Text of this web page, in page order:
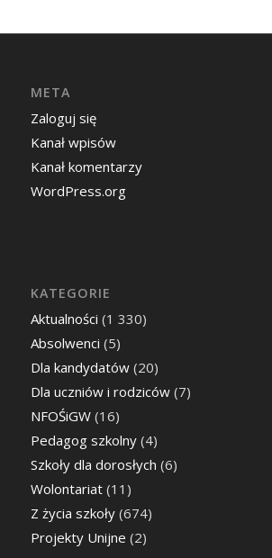
META
Zaloguj się
Kanał wpisów
Kanał komentarzy
WordPress.org
KATEGORIE
Aktualności (1 330)
Absolwenci (5)
Dla kandydatów(20)
Dla uczniów i rodziców(7)
NFOŚiGW(16)
Pedagog szkolny(4)
Szkoły dla dorosłych (6)
Wolontariat(11)
Z życia szkoły(674)
Projekty Unijne (2)